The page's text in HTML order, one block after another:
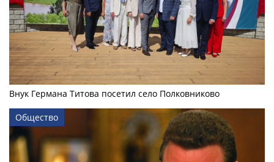
Внук Германа Титова посетил село Полковниково
Общество